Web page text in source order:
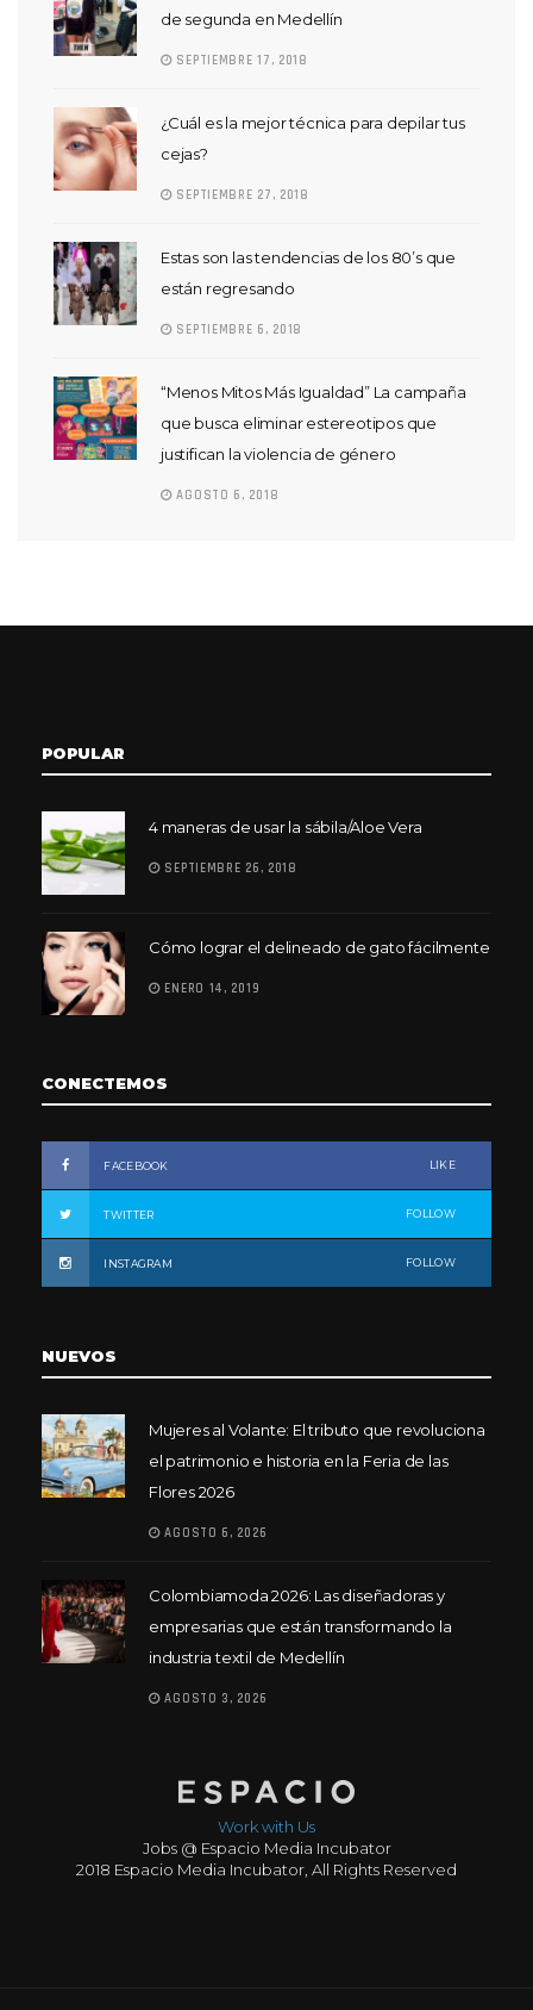
de segunda en Medellín
SEPTIEMBRE 17, 2018
¿Cuál es la mejor técnica para depilar tus
cejas?
SEPTIEMBRE 27, 2018
Estas son las tendencias de los 80’s que
están regresando
SEPTIEMBRE 6, 2018
“Menos Mitos Más Igualdad” La campaña
que busca eliminar estereotipos que
justifican la violencia de género
AGOSTO 6, 2018
POPULAR
4 maneras de usar la sábila/Aloe Vera
SEPTIEMBRE 26, 2018
Cómo lograr el delineado de gato fácilmente
ENERO 14, 2019
CONECTEMOS
FACEBOOK LIKE
TWITTER FOLLOW
INSTAGRAM FOLLOW
NUEVOS
Mujeres al Volante: El tributo que revoluciona
el patrimonio e historia en la Feria de las
Flores 2026
AGOSTO 6, 2026
Colombiamoda 2026: Las diseñadoras y
empresarias que están transformando la
industria textil de Medellín
AGOSTO 3, 2026
Work with Us
Jobs @ Espacio Media Incubator
2018 Espacio Media Incubator, All Rights Reserved